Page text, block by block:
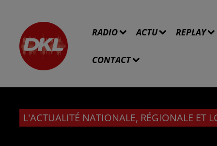
RADIO ACTU REPLAY
CONTACT
L'ACTUALITÉ NATIONALE, RÉGIONALE ET